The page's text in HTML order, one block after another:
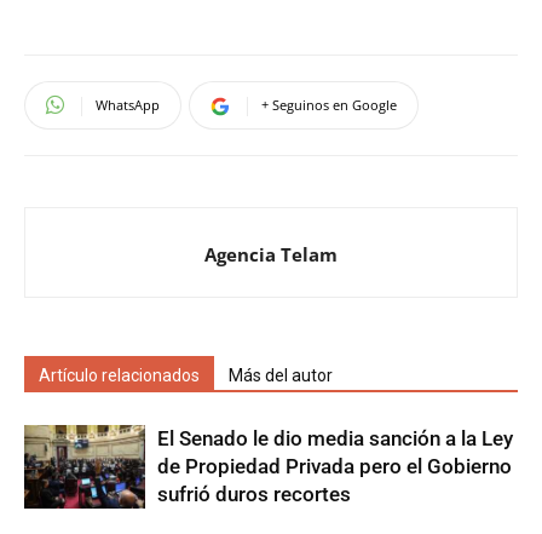
WhatsApp + Seguinos en Google
Agencia Telam
Artículo relacionados Más del autor
El Senado le dio media sanción a la Ley
de Propiedad Privada pero el Gobierno
sufrió duros recortes